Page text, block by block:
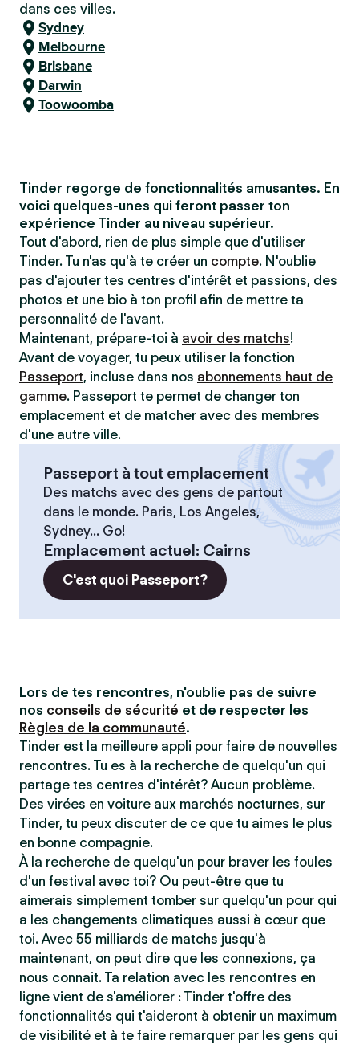
dans ces villes.
Sydney
Melbourne
Brisbane
Darwin
Toowoomba
Tinder regorge de fonctionnalités amusantes. En
voici quelques-unes qui feront passer ton
expérience Tinder au niveau supérieur.
Tout d'abord, rien de plus simple que d'utiliser
Tinder. Tu n'as qu'à te créer un compte. N'oublie
pas d'ajouter tes centres d'intérêt et passions, des
photos et une bio à ton profil afin de mettre ta
personnalité de l'avant.
Maintenant, prépare-toi à avoir des matchs!
Avant de voyager, tu peux utiliser la fonction
Passeport, incluse dans nos abonnements haut de
gamme. Passeport te permet de changer ton
emplacement et de matcher avec des membres
d'une autre ville.
Passeport à tout emplacement
Des matchs avec des gens de partout
dans le monde. Paris, Los Angeles,
Sydney... Go!
Emplacement actuel: Cairns
C'est quoi Passeport?
Lors de tes rencontres, n'oublie pas de suivre
nos conseils de sécurité et de respecter les
Règles de la communauté.
Tinder est la meilleure appli pour faire de nouvelles
rencontres. Tu es à la recherche de quelqu'un qui
partage tes centres d'intérêt? Aucun problème.
Des virées en voiture aux marchés nocturnes, sur
Tinder, tu peux discuter de ce que tu aimes le plus
en bonne compagnie.
À la recherche de quelqu'un pour braver les foules
d'un festival avec toi? Ou peut-être que tu
aimerais simplement tomber sur quelqu'un pour qui
a les changements climatiques aussi à cœur que
toi. Avec 55 milliards de matchs jusqu'à
maintenant, on peut dire que les connexions, ça
nous connait. Ta relation avec les rencontres en
ligne vient de s'améliorer : Tinder t'offre des
fonctionnalités qui t'aideront à obtenir un maximum
de visibilité et à te faire remarquer par les gens qui